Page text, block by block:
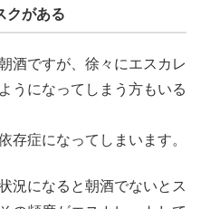
クがある
酒ですが、徐々にエスカレ
うになってしまう方もいる
存症になってしまいます。
況になると朝酒でないとス